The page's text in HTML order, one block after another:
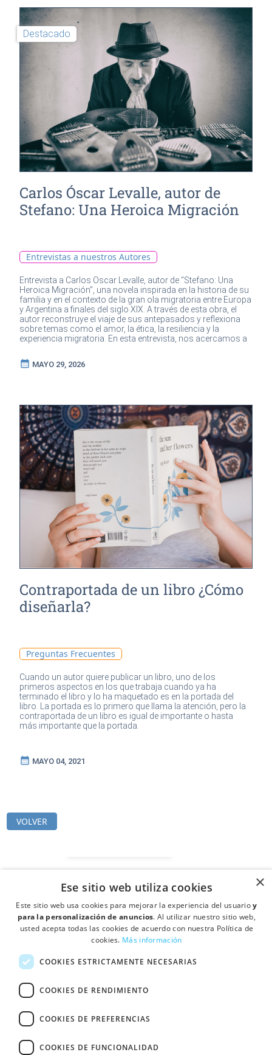
Destacado
Carlos Óscar Levalle, autor de
Stefano: Una Heroica Migración
Entrevistas a nuestros Autores
Entrevista a Carlos Oscar Levalle, autor de “Stefano: Una
Heroica Migración”, una novela inspirada en la historia de su
familia y en el contexto de la gran ola migratoria entre Europa
y Argentina a finales del siglo XIX. A través de esta obra, el
autor reconstruye el viaje de sus antepasados y reflexiona
sobre temas como el amor, la ética, la resiliencia y la
experiencia migratoria. En esta entrevista, nos acercamos a
calendar_month MAYO 29, 2026
Contraportada de un libro ¿Cómo
diseñarla?
Preguntas Frecuentes
Cuando un autor quiere publicar un libro, uno de los
primeros aspectos en los que trabaja cuando ya ha
terminado el libro y lo ha maquetado es en la portada del
libro. La portada es lo primero que llama la atención, pero la
contraportada de un libro es igual de importante o hasta
más importante que la portada.
calendar_month MAYO 04, 2021
VOLVER
location_on
Ctra de Mollet a Sabadell Km 4,3 Pol Ind. Can Vinyals, Nave 18 08130 -
Santa Perpétua de Mogoda (Barcelona)
×
Ese sitio web utiliza cookies
Este sitio web usa cookies para mejorar la experiencia del usuarioy
para la personalización de anuncios. Al utilizar nuestro sitio web,
usted acepta todas las cookies de acuerdo con nuestra Política de
cookies. Más información
COOKIES ESTRICTAMENTE NECESARIAS
COOKIES DE RENDIMIENTO
COOKIES DE PREFERENCIAS
COOKIES DE FUNCIONALIDAD